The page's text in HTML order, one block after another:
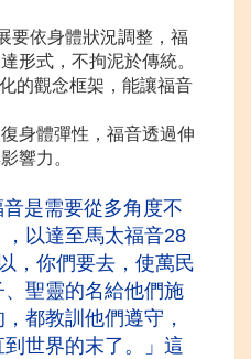
要依身體狀況調整，福
形式，不拘泥於傳統。
的觀念框架，能讓福音
身體彈性，福音透過伸
響力。
是需要從多角度不
以達至馬太福音28
，你們要去，使萬民
聖靈的名給他們施
都教訓他們遵守，
世界的末了。」這